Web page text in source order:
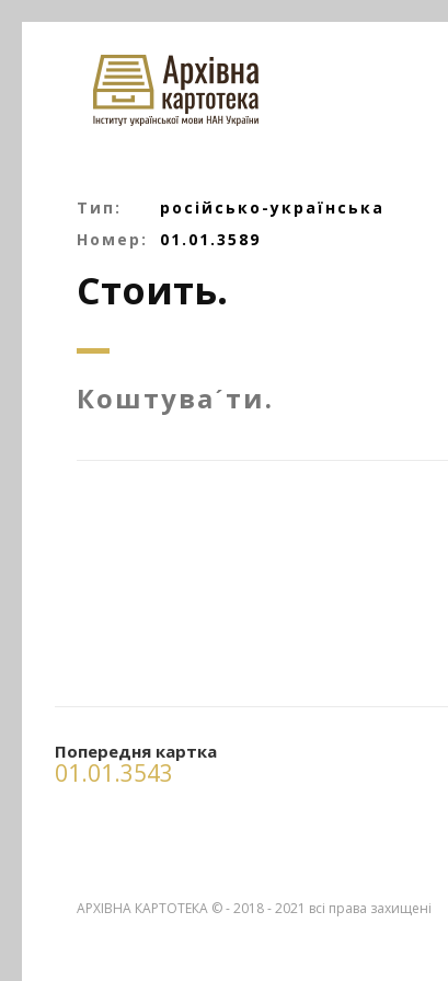
Тип:
російсько-українська
Номер:
01.01.3589
Стоить.
Коштуваˊти.
Попередня картка
01.01.3543
АРХІВНА КАРТОТЕКА © - 2018 - 2021 всі права захищені